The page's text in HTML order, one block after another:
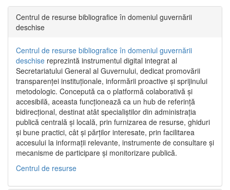
Centrul de resurse bibliografice în domeniul guvernării
deschise
Centrul de resurse bibliografice în domeniul guvernării
deschise reprezintă instrumentul digital integrat al
Secretariatului General al Guvernului, dedicat promovării
transparenței instituționale, informării proactive și sprijinului
metodologic. Concepută ca o platformă colaborativă și
accesibilă, aceasta funcționează ca un hub de referință
bidirecțional, destinat atât specialiștilor din administrația
publică centrală și locală, prin furnizarea de resurse, ghiduri
și bune practici, cât și părților interesate, prin facilitarea
accesului la informații relevante, instrumente de consultare și
mecanisme de participare și monitorizare publică.
Centrul de resurse